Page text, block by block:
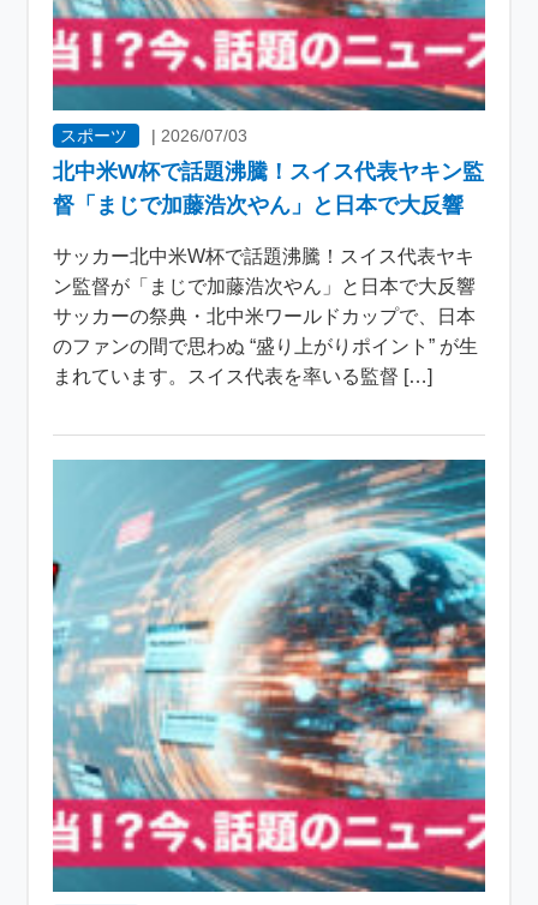
スポーツ |2026/07/03
北中米W杯で話題沸騰！スイス代表ヤキン監
督「まじで加藤浩次やん」と日本で大反響
サッカー北中米W杯で話題沸騰！スイス代表ヤキ
ン監督が「まじで加藤浩次やん」と日本で大反響
サッカーの祭典・北中米ワールドカップで、日本
のファンの間で思わぬ “盛り上がりポイント” が生
まれています。スイス代表を率いる監督 […]